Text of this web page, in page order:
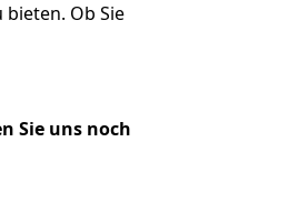
Ob Sie
Sie uns noch